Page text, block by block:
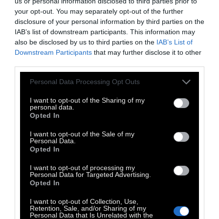
your opt-out. You may separately opt-out of the further
disclosure of your personal information by third parties on the
IAB’s list of downstream participants. This information may
also be disclosed by us to third parties on the IAB’s List of
Downstream Participants that may further disclose it to other
Personal Data Processing Opt Outs
I want to opt-out of the Sharing of my
personal data.
Opted In
I want to opt-out of the Sale of my
Personal Data.
Opted In
I want to opt-out of processing my
Personal Data for Targeted Advertising.
Opted In
I want to opt-out of Collection, Use,
Retention, Sale, and/or Sharing of my
Personal Data that Is Unrelated with the
σύμπαν. Για πολλούς ανθρώπους, τούτοι οι
οικισμοί αντιπροσώπευαν το σύνολο του
γνωστού κόσμου. Οι αντιλήψεις ήταν τοπικές
και μεταδίδονταν απ’ τον ένα στον άλλο. Τα
πράγματα αόρατα. Όπως ακριβώς το
διαμόρφωνε τις σκέψεις των Εσκιμώων, έτσι
και το συχνά σκληρό και εχθρικό τοπίο της
βορειοδυτικής Ελλάδας διαμόρφωνε τις
πεποιθήσεις των Ηπειρωτών.
Κρίστοφερ Κινγκ. Ηπειρώτικο μοιρολόι,
Μετάφραση: Αριστείδης Μαλλιαρός, εκδ.
ΔΩΜΑ. Ο Κρίστοφερ Κινγκ, βραβευμένος